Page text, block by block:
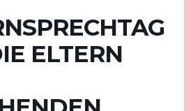
ELTERN